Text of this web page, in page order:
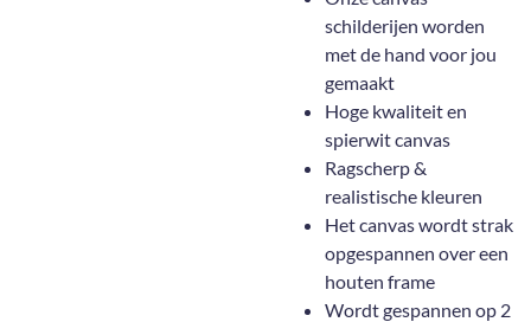
schilderijen worden
met de hand voor jou
gemaakt
Hoge kwaliteit en
spierwit canvas
Ragscherp &
realistische kleuren
Het canvas wordt strak
opgespannen over een
houten frame
Wordt gespannen op 2